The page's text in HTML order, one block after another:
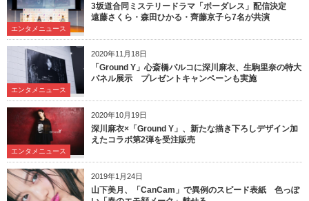
エンタメニュース
3坂道合同ミステリードラマ「ボーダレス」配信決定
遠藤さくら・森田ひかる・齊藤京子ら7名が共演
2020年11月18日
エンタメニュース
「Ground Y」心斎橋パルコに深川麻衣、生駒里奈の特大
パネル展示 プレゼントキャンペーンも実施
2020年10月19日
エンタメニュース
深川麻衣×「Ground Y」、新たな描き下ろしデザイン加
えたコラボ第2弾を受注販売
2019年1月24日
山下美月、「CanCam」で異例のスピード表紙 色っぽ